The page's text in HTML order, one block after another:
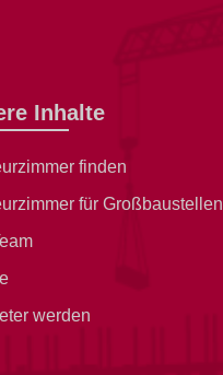
Inhalte
finden
für Großbaustellen
werden